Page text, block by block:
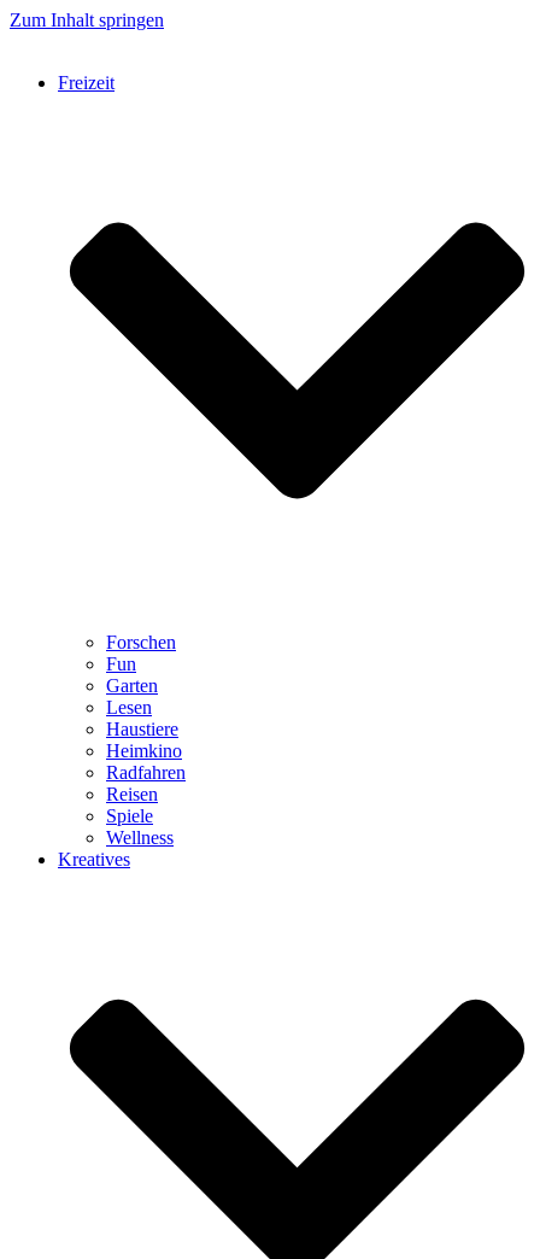
Zum Inhalt springen
Freizeit
Forschen
Fun
Garten
Lesen
Haustiere
Heimkino
Radfahren
Reisen
Spiele
Wellness
Kreatives